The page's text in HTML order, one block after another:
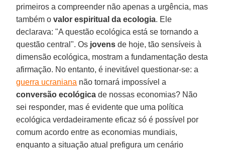
primeiros a compreender não apenas a urgência, mas
também ovalor espiritual da ecologia. Ele
declarava: "A questão ecológica está se tornando a
questão central". Os jovens de hoje, tão sensíveis à
dimensão ecológica, mostram a fundamentação desta
afirmação. No entanto, é inevitável questionar-se: a
guerra ucraniana não tornará impossível a
conversão ecológica de nossas economias? Não
sei responder, mas é evidente que uma política
ecológica verdadeiramente eficaz só é possível por
comum acordo entre as economias mundiais,
enquanto a situação atual prefigura um cenário